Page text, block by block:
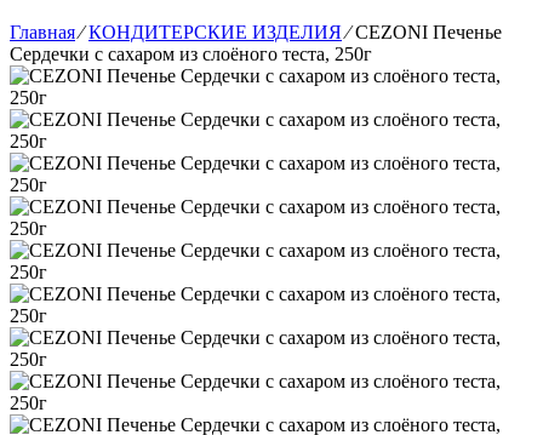
Главная⁄КОНДИТЕРСКИЕ ИЗДЕЛИЯ ⁄ CEZONI Печенье
Сердечки с сахаром из слоёного теста, 250г